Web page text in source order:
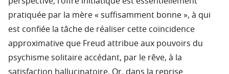
pratiquée par la mère « suffisamment bonne », à qui
est confiée la tâche de réaliser cette coïncidence
approximative que Freud attribue aux pouvoirs du
psychisme solitaire accédant, par le rêve, à la
satisfaction hallucinatoire. Or, dans la reprise